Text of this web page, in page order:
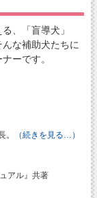
、「盲導犬」
んな補助犬たちに
ーです。
。 （続きを見る…）
アル』共著